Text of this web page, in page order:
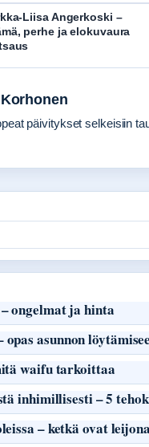
Liisa Angerkoski –
perhe ja elokuvaura
päivitykset selkeisiin
ongelmat ja hinta
asunnon
waifu tarkoittaa
inhimillisesti – 5
– ketkä ovat